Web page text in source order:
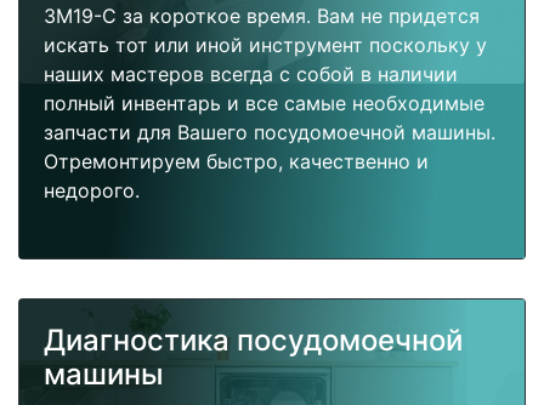
3M19-C за короткое время. Вам не придется
искать тот или иной инструмент поскольку у
наших мастеров всегда с собой в наличии
полный инвентарь и все самые необходимые
запчасти для Вашего посудомоечной машины.
Отремонтируем быстро, качественно и
недорого.
Диагностика посудомоечной
машины